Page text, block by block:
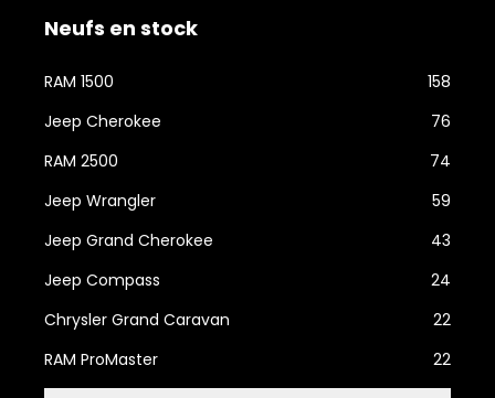
Neufs en stock
RAM 1500
158
Jeep Cherokee
76
RAM 2500
74
Jeep Wrangler
59
Jeep Grand Cherokee
43
Jeep Compass
24
Chrysler Grand Caravan
22
RAM ProMaster
22